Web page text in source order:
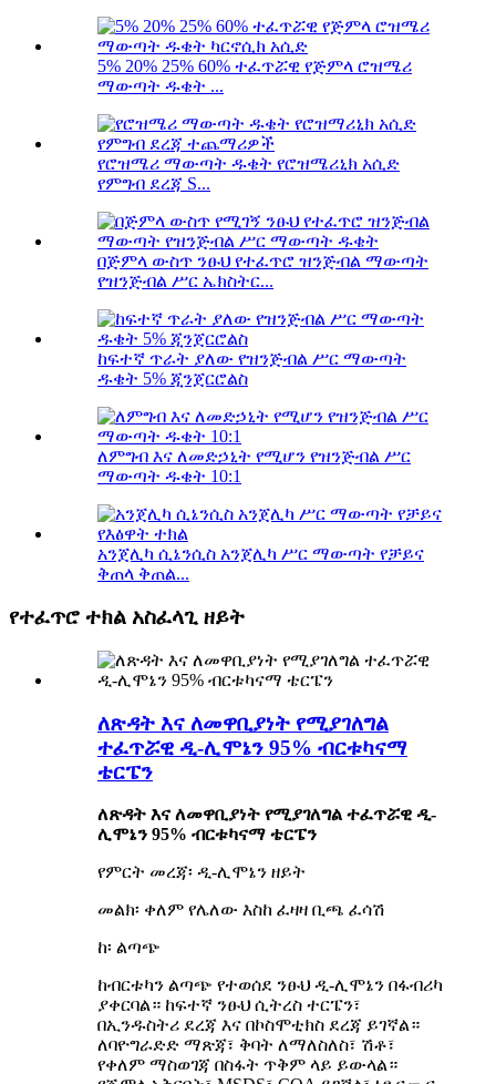
5% 20% 25% 60% ተፈጥሯዊ የጅምላ ሮዝሜሪ
ማውጣት ዱቄት ...
የሮዝሜሪ ማውጣት ዱቄት የሮዝሜሪኒክ አሲድ
የምግብ ደረጃ S...
በጅምላ ውስጥ ንፁህ የተፈጥሮ ዝንጅብል ማውጣት
የዝንጅብል ሥር ኤክስትር...
ከፍተኛ ጥራት ያለው የዝንጅብል ሥር ማውጣት
ዱቄት 5% ጂንጀርሮልስ
ለምግብ እና ለመድኃኒት የሚሆን የዝንጅብል ሥር
ማውጣት ዱቄት 10:1
አንጀሊካ ሲኔንሲስ አንጀሊካ ሥር ማውጣት የቻይና
ቅጠላ ቅጠል...
የተፈጥሮ ተክል አስፈላጊ ዘይት
ለጽዳት እና ለመዋቢያነት የሚያገለግል
ተፈጥሯዊ ዲ-ሊሞኔን 95% ብርቱካናማ
ቴርፔን
ለጽዳት እና ለመዋቢያነት የሚያገለግል ተፈጥሯዊ ዲ-
ሊሞኔን 95% ብርቱካናማ ቴርፔን
የምርት መረጃ፡ ዲ-ሊሞኔን ዘይት
መልክ፡ ቀለም የሌለው እስከ ፈዛዛ ቢጫ ፈሳሽ
ከ፡ ልጣጭ
ከብርቱካን ልጣጭ የተወሰደ ንፁህ ዲ-ሊሞኔን በፋብሪካ
ያቀርባል። ከፍተኛ ንፁህ ሲትረስ ተርፔን፣
በኢንዱስትሪ ደረጃ እና በኮስሞቲክስ ደረጃ ይገኛል።
ለባዮግራድድ ማጽጃ፣ ቅባት ለማለስለስ፣ ሽቶ፣
የቀለም ማስወገጃ በስፋት ጥቅም ላይ ይውላል።